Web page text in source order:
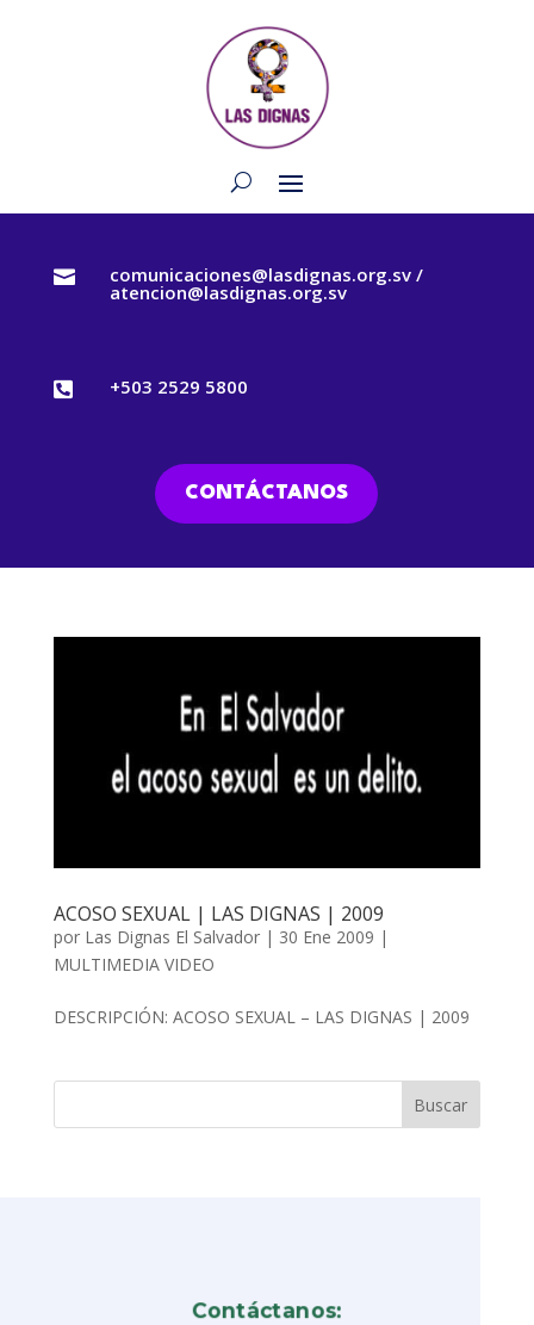
 comunicaciones@lasdignas.org.sv /
atencion@lasdignas.org.sv
 +503 2529 5800
CONTÁCTANOS
ACOSO SEXUAL | LAS DIGNAS | 2009
por Las Dignas El Salvador| 30 Ene 2009 |
MULTIMEDIA VIDEO
DESCRIPCIÓN: ACOSO SEXUAL – LAS DIGNAS | 2009
Contáctanos: